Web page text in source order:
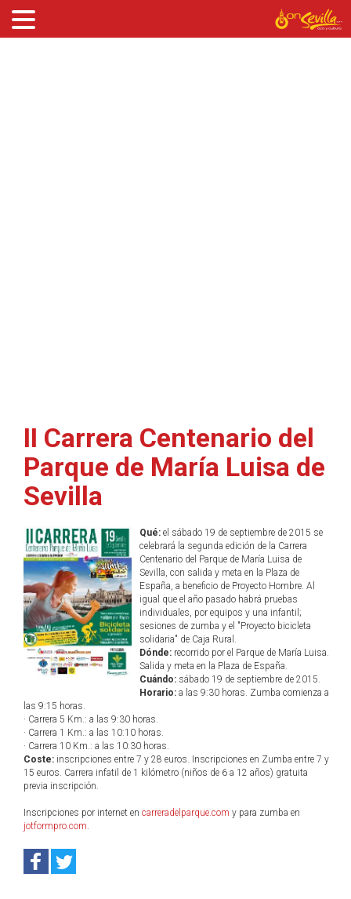
II Carrera Centenario del
Parque de María Luisa de
Sevilla
Qué:el sábado 19 de septiembre de 2015 se
celebrará la segunda edición de la Carrera
Centenario del Parque de María Luisa de
Sevilla, con salida y meta en la Plaza de
España, a beneficio de Proyecto Hombre. Al
igual que el año pasado habrá pruebas
individuales, por equipos y una infantil;
sesiones de zumba y el "Proyecto bicicleta
solidaria" de Caja Rural.
Dónde:recorrido por el Parque de María Luisa.
Salida y meta en la Plaza de España.
Cuándo:sábado 19 de septiembre de 2015.
Horario:a las 9:30 horas. Zumba comienza a
las 9:15 horas.
· Carrera 5 Km.: a las 9:30 horas.
· Carrera 1 Km.: a las 10:10 horas.
· Carrera 10 Km.: a las 10:30 horas.
Coste: inscripciones entre 7 y 28 euros. Inscripciones en Zumba entre 7 y
15 euros. Carrera infatil de 1 kilómetro (niños de 6 a 12 años) gratuita
previa inscripción.
Inscripciones por internet en carreradelparque.com y para zumba en
jotformpro.com.